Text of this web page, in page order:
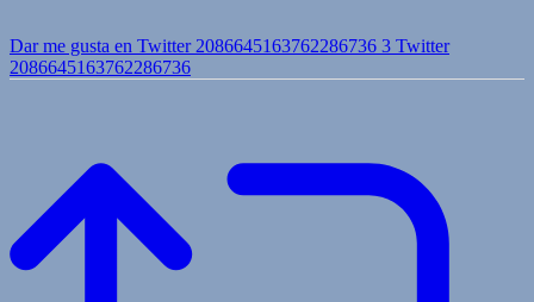
Dar me gusta en Twitter 2086645163762286736 3 Twitter
2086645163762286736